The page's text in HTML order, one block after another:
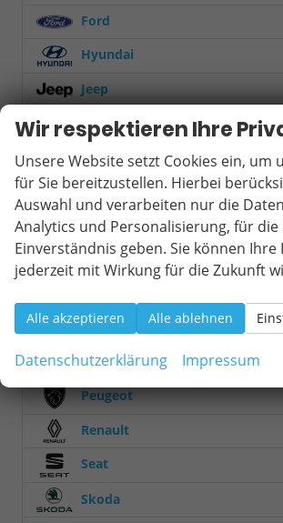
Ford
Hyundai
Jeep
KGM
Kia
Mercedes-Benz
MG
MINI
Nissan
Opel
Peugeot
Renault
Seat
Skoda
Wir respektieren Ihre
Unsere Website setzt Cookies ein, um
für Sie bereitzustellen. Hierbei
Auswahl und verarbeiten nur die
Analytics und Personalisierung, für die
Einverständnis geben. Sie können Ihre
jederzeit mit Wirkung für die Zukunft
Alle akzeptieren Alle ablehnen
Datenschutzerklärung Impressum